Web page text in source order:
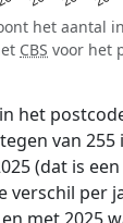
het aantal
CBS voor het
het
van
(dat is
verschil per